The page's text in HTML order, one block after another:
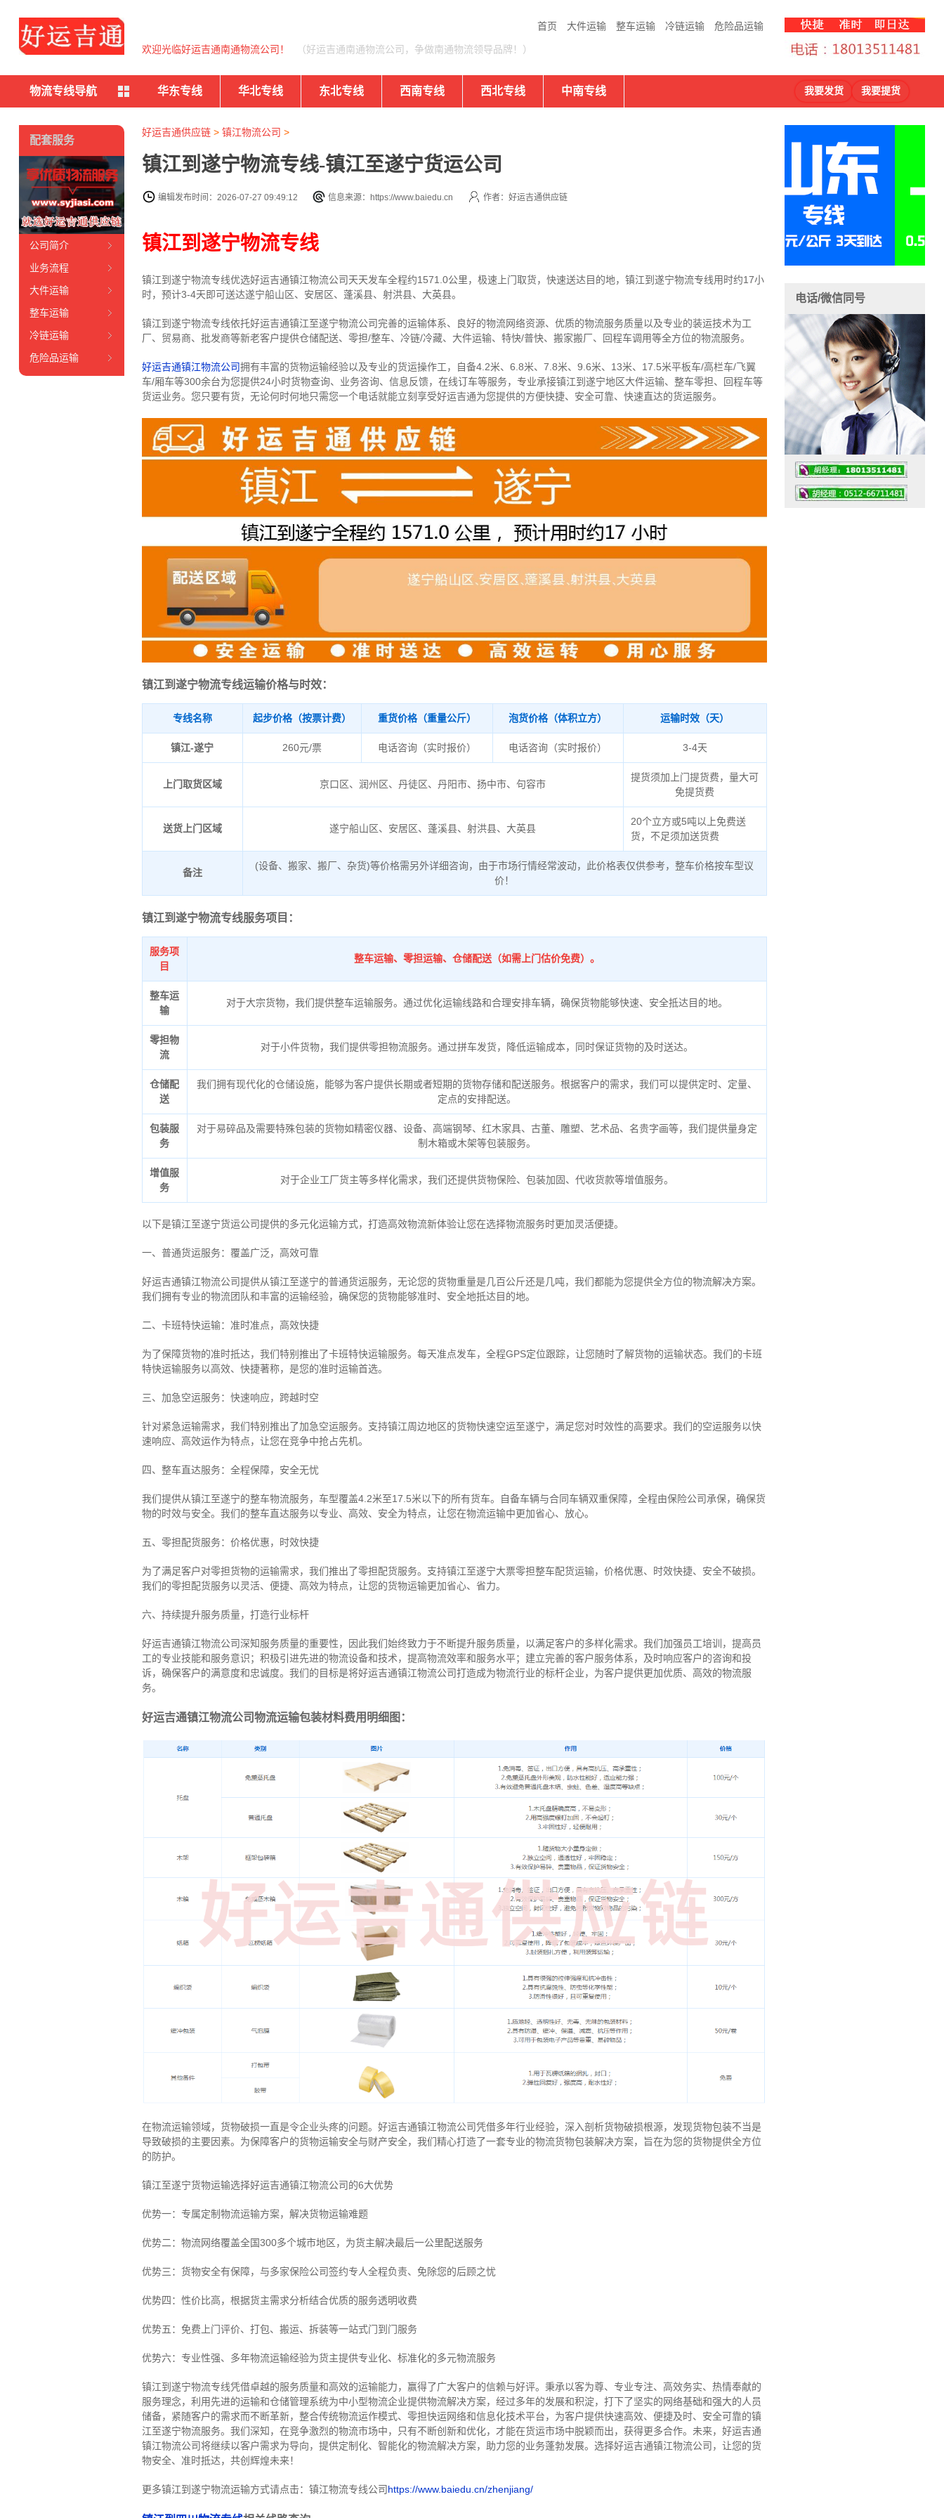
首页 大件运输 整车运输 冷链运输 危险品运输
欢迎光临好运吉通南通物流公司！ （好运吉通南通物流公司，争做南通物流领导品牌！）
物流专线导航 华东专线 华北专线 东北专线 西南专线 西北专线 中南专线 我要发货 我要提货
好运吉通供应链> 镇江物流公司 >
镇江到遂宁物流专线-镇江至遂宁货运公司
编辑发布时间：2026-07-27 09:49:12 信息来源：https://www.baiedu.cn 作者：好运吉通供应链
镇江到遂宁物流专线
镇江到遂宁物流专线优选好运吉通镇江物流公司天天发车全程约1571.0公里， 极速上门取货，快速送达目的地，镇江到遂宁物流专线用时约17小
时，预计3-4天即可送达遂宁船山区、安居区、蓬溪县、射洪县、大英县。
镇江到遂宁物流专线依托好运吉通镇江至遂宁物流公司完善的运输体系、良好的物流网络资源、优质的物流服务质量以及专业的装运技术为工
厂、贸易商、批发商等新老客户提供仓储配送、零担/整车、冷链/冷藏、大件运输、特快/普快、搬家搬厂、回程车调用等全方位的物流服务。
好运吉通镇江物流公司拥有丰富的货物运输经验以及专业的货运操作工，自备4.2米、6.8米、7.8米、9.6米、13米、17.5米平板车/高栏车/飞翼
车/厢车等300余台为您提供24小时货物查询、业务咨询、信息反馈，在线订车等服务， 专业承接镇江到遂宁地区大件运输、整车零担、回程车等
货运业务。 您只要有货，无论何时何地只需您一个电话就能立刻享受好运吉通为您提供的方便快捷、安全可靠、快速直达的货运服务。
镇江到遂宁物流专线运输价格与时效：
专线名称 起步价格（按票计费） 重货价格（重量公斤） 泡货价格（体积立方） 运输时效（天）
镇江-遂宁 260元/票 电话咨询（实时报价） 电话咨询（实时报价） 3-4天
上门取货区域 京口区、润州区、丹徒区、丹阳市、扬中市、句容市
提货须加上门提货费，量大可
免提货费
送货上门区域 遂宁船山区、安居区、蓬溪县、射洪县、大英县
20个立方或5吨以上免费送
货，不足须加送货费
备注
(设备、搬家、搬厂、杂货)等价格需另外详细咨询，由于市场行情经常波动，此价格表仅供参考，整车价格按车型议
价！
镇江到遂宁物流专线服务项目：
服务项
目
整车运输、零担运输、仓储配送（如需上门估价免费）。
整车运
输
对于大宗货物，我们提供整车运输服务。通过优化运输线路和合理安排车辆，确保货物能够快速、安全抵达目的地。
零担物
流
对于小件货物，我们提供零担物流服务。通过拼车发货，降低运输成本，同时保证货物的及时送达。
仓储配
送
我们拥有现代化的仓储设施，能够为客户提供长期或者短期的货物存储和配送服务。根据客户的需求，我们可以提供定时、定量、
定点的安排配送。
包装服
务
对于易碎品及需要特殊包装的货物如精密仪器、设备、高端钢琴、红木家具、古董、雕塑、艺术品、名贵字画等，我们提供量身定
制木箱或木架等包装服务。
增值服
务
对于企业工厂货主等多样化需求，我们还提供货物保险、包装加固、代收货款等增值服务。
以下是镇江至遂宁货运公司提供的多元化运输方式，打造高效物流新体验让您在选择物流服务时更加灵活便捷。
一、普通货运服务：覆盖广泛，高效可靠
好运吉通镇江物流公司提供从镇江至遂宁的普通货运服务，无论您的货物重量是几百公斤还是几吨，我们都能为您提供全方位的物流解决方案。
我们拥有专业的物流团队和丰富的运输经验，确保您的货物能够准时、安全地抵达目的地。
二、卡班特快运输：准时准点，高效快捷
为了保障货物的准时抵达，我们特别推出了卡班特快运输服务。每天准点发车，全程GPS定位跟踪，让您随时了解货物的运输状态。我们的卡班
特快运输服务以高效、快捷著称，是您的准时运输首选。
三、加急空运服务：快速响应，跨越时空
针对紧急运输需求，我们特别推出了加急空运服务。支持镇江周边地区的货物快速空运至遂宁，满足您对时效性的高要求。我们的空运服务以快
速响应、高效运作为特点，让您在竞争中抢占先机。
四、整车直达服务：全程保障，安全无忧
我们提供从镇江至遂宁的整车物流服务，车型覆盖4.2米至17.5米以下的所有货车。自备车辆与合同车辆双重保障，全程由保险公司承保，确保货
物的时效与安全。我们的整车直达服务以专业、高效、安全为特点，让您在物流运输中更加省心、放心。
五、零担配货服务：价格优惠，时效快捷
为了满足客户对零担货物的运输需求，我们推出了零担配货服务。支持镇江至遂宁大票零担整车配货运输，价格优惠、时效快捷、安全不破损。
我们的零担配货服务以灵活、便捷、高效为特点，让您的货物运输更加省心、省力。
六、持续提升服务质量，打造行业标杆
好运吉通镇江物流公司深知服务质量的重要性，因此我们始终致力于不断提升服务质量，以满足客户的多样化需求。我们加强员工培训，提高员
工的专业技能和服务意识；积极引进先进的物流设备和技术，提高物流效率和服务水平；建立完善的客户服务体系，及时响应客户的咨询和投
诉，确保客户的满意度和忠诚度。我们的目标是将好运吉通镇江物流公司打造成为物流行业的标杆企业，为客户提供更加优质、高效的物流服
务。
好运吉通镇江物流公司物流运输包装材料费用明细图：
在物流运输领域，货物破损一直是令企业头疼的问题。好运吉通镇江物流公司凭借多年行业经验，深入剖析货物破损根源，发现货物包装不当是
导致破损的主要因素。为保障客户的货物运输安全与财产安全，我们精心打造了一套专业的物流货物包装解决方案，旨在为您的货物提供全方位
的防护。
镇江至遂宁货物运输选择好运吉通镇江物流公司的6大优势
优势一：专属定制物流运输方案，解决货物运输难题
优势二：物流网络覆盖全国300多个城市地区，为货主解决最后一公里配送服务
优势三：货物安全有保障，与多家保险公司签约专人全程负责、免除您的后顾之忧
优势四：性价比高，根据货主需求分析结合优质的服务透明收费
优势五：免费上门评价、打包、搬运、拆装等一站式门到门服务
优势六：专业性强、多年物流运输经验为货主提供专业化、标准化的多元物流服务
镇江到遂宁物流专线凭借卓越的服务质量和高效的运输能力，赢得了广大客户的信赖与好评。 秉承以客为尊、专业专注、高效务实、热情奉献的
服务理念，利用先进的运输和仓储管理系统为中小型物流企业提供物流解决方案，经过多年的发展和积淀，打下了坚实的网络基础和强大的人员
储备，紧随客户的需求而不断革新，整合传统物流运作模式、零担快运网络和信息化技术平台，为客户提供快速高效、便捷及时、安全可靠的镇
江至遂宁物流服务。 我们深知，在竞争激烈的物流市场中，只有不断创新和优化，才能在货运市场中脱颖而出，获得更多合作。 未来，好运吉通
镇江物流公司将继续以客户需求为导向，提供定制化、智能化的物流解决方案，助力您的业务蓬勃发展。选择好运吉通镇江物流公司，让您的货
物安全、准时抵达，共创辉煌未来！
更多镇江到遂宁物流运输方式请点击：镇江物流专线公司https://www.baiedu.cn/zhenjiang/
配套服务
公司简介
业务流程
大件运输
整车运输
冷链运输
危险品运输
电话/微信同号